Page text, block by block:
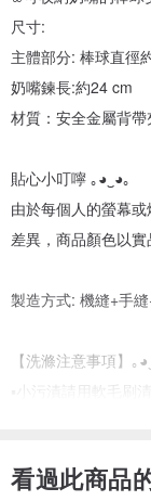
尺寸:
主體部分: 棒球直徑
奶嘴鍊長:約24 cm
材質：安全金屬背
貼心小叮嚀 ｡◕‿◕｡
由於每個人的螢幕
差異，商品顏色以
製造方式: 機縫+手
【洗滌注意事項】｡
▪小污漬請用軟毛刷
▪布料水洗產生皺摺
看過此商品